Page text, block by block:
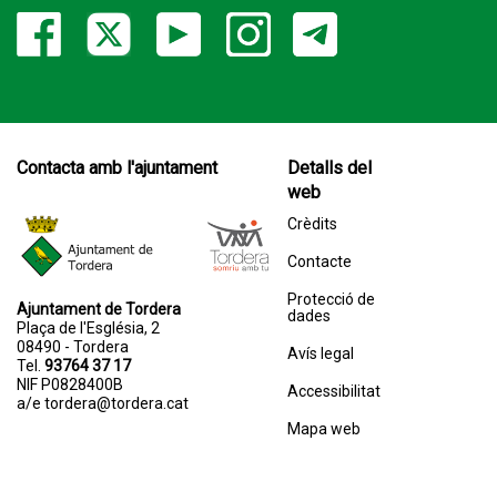
Contacta amb l'ajuntament
Ajuntament de Tordera
Plaça de l'Església, 2
08490 - Tordera
Tel. 93764 37 17
NIF P0828400B
a/e tordera@tordera.cat
Detalls del
web
Crèdits
Contacte
Protecció de
dades
Avís legal
Accessibilitat
Mapa web